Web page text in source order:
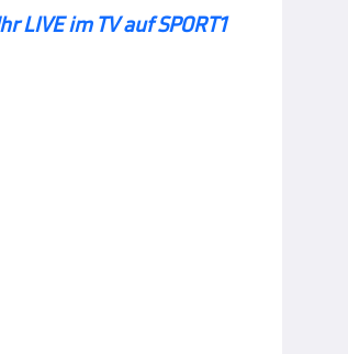
LIVE im TV auf SPORT1